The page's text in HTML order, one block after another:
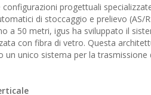
progettuali
di stoccaggio e prelievo (AS/
a 50 metri, igus ha sviluppato il
con fibra di vetro. Questa
unico sistema per la